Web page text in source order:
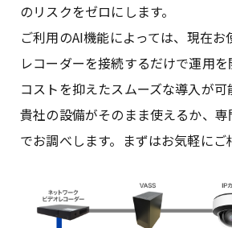
のリスクをゼロにします。
ご利用のAI機能によっては、現在お
レコーダーを接続するだけで運用を
コストを抑えたスムーズな導入が可
貴社の設備がそのまま使えるか、
でお調べします。まずはお気軽にご